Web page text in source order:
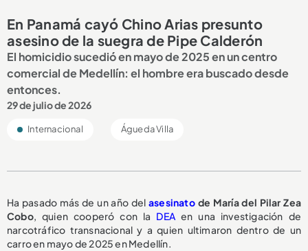
En Panamá cayó Chino Arias presunto
asesino de la suegra de Pipe Calderón
El homicidio sucedió en mayo de 2025 en un centro
comercial de Medellín: el hombre era buscado desde
entonces.
29 de julio de 2026
Internacional Águeda Villa
Ha pasado más de un año delasesinatode María del Pilar Zea
Cobo, quien cooperó con la DEA en una investigación de
narcotráfico transnacional y a quien ultimaron dentro de un
carro en mayo de 2025 en Medellín.